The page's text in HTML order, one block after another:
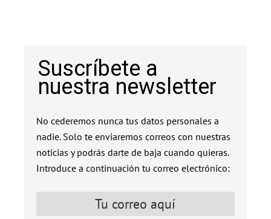
Suscríbete a
nuestra newsletter
No cederemos nunca tus datos personales a
nadie. Solo te enviaremos correos con nuestras
noticias y podrás darte de baja cuando quieras.
Introduce a continuación tu correo electrónico: